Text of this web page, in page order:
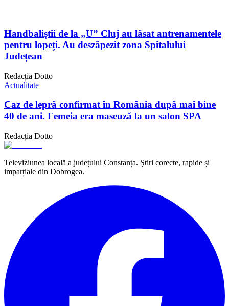
Handbaliștii de la „U” Cluj au lăsat antrenamentele
pentru lopeți. Au deszăpezit zona Spitalului
Județean
Redacția Dotto
Actualitate
Caz de lepră confirmat în România după mai bine
40 de ani. Femeia era maseuză la un salon SPA
Redacția Dotto
Televiziunea locală a județului Constanța. Știri corecte, rapide și
imparțiale din Dobrogea.